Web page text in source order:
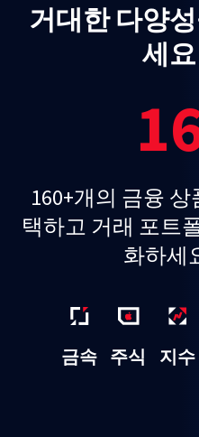
거대한 다양
세요
160+개의 금융
택하고 거래 포트
화하세
금속 주식 지수